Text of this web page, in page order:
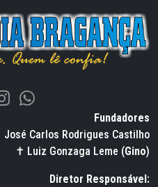
Fundadores
José Carlos Rodrigues Castilho
✝ Luiz Gonzaga Leme (Gino)
Diretor Responsável: